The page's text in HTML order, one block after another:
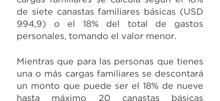
de siete canastas familiares básicas (USD
994,9) o el 18% del total de gastos
personales, tomando el valor menor.
Mientras que para las personas que tienes
una o más cargas familiares se descontará
un monto que puede ser el 18% de nueve
hasta máximo 20 canastas básicas